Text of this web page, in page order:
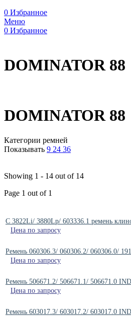
0 Избранное
Меню
0 Избранное
DOMINATOR 88
DOMINATOR 88
Категории ремней
Показывать 9 24 36
Showing 1 - 14 out of 14
Page 1 out of 1
C 3822Li/ 3880Lp/ 603336.1 ремень
Цена по запросу
Ремень 060306.3/ 060306.2/ 060306.0/
Цена по запросу
Ремень 506671.2/ 506671.1/ 506671.0
Цена по запросу
Ремень 603017.3/ 603017.2/ 603017.0